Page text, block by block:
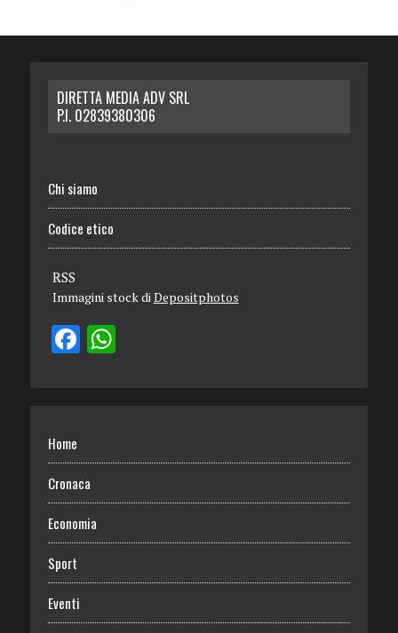
DIRETTA MEDIA ADV SRL
P.I. 02839380306
Chi siamo
Codice etico
RSS
Immagini stock di Depositphotos
Home
Cronaca
Economia
Sport
Eventi